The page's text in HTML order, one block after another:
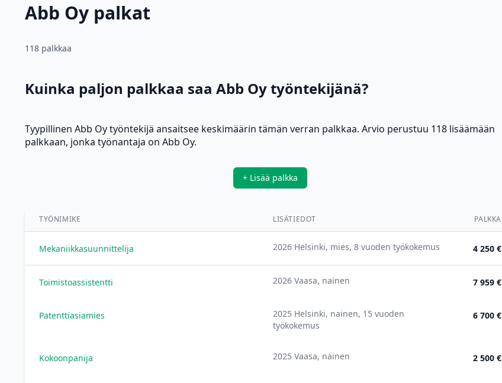
Abb Oy palkat
118 palkkaa
Kuinka paljon palkkaa saa Abb Oy työntekijänä?
Tyypillinen Abb Oy työntekijä ansaitsee keskimäärin tämän verran palkkaa. Arvio perustuu 118 lisäämään
palkkaan, jonka työnantaja on Abb Oy.
+ Lisää palkka
TYÖNIMIKE LISÄTIEDOT PALKKA
Mekaniikkasuunnittelija 2026 Helsinki, mies, 8 vuoden työkokemus 4 250 €
Toimistoassistentti 2026 Vaasa, nainen 7 959 €
Patenttiasiamies
2025 Helsinki, nainen, 15 vuoden
työkokemus
6 700 €
Kokoonpanija 2025 Vaasa, nainen 2 500 €